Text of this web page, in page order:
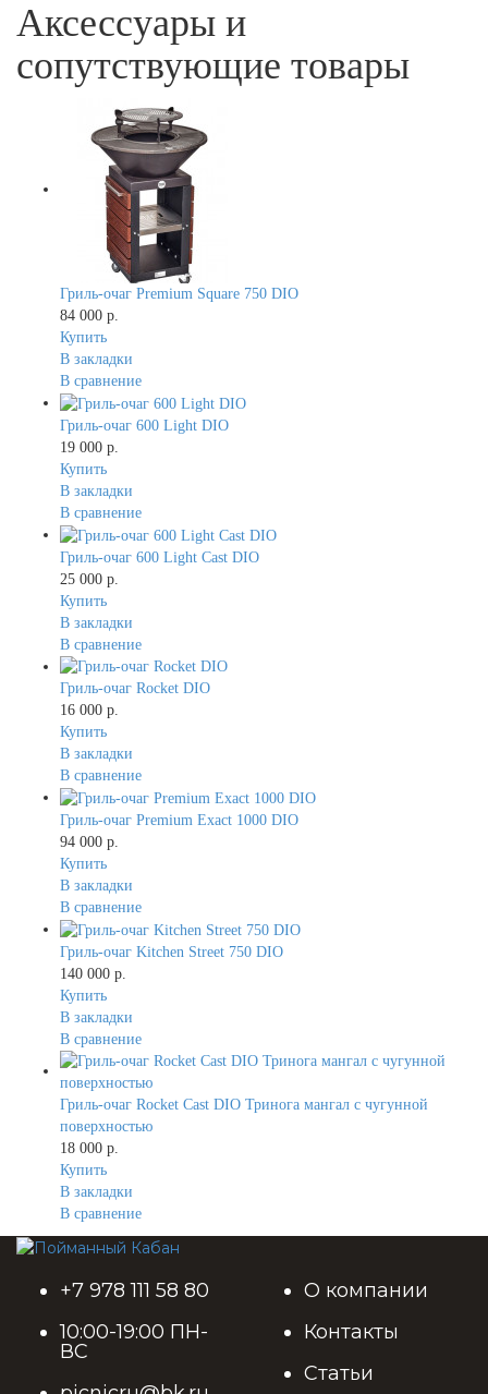
Аксессуары и
сопутствующие товары
Гриль-очаг Premium Square 750 DIO
84 000 р.
Купить
В закладки
В сравнение
Гриль-очаг 600 Light DIO
19 000 р.
Купить
В закладки
В сравнение
Гриль-очаг 600 Light Cast DIO
25 000 р.
Купить
В закладки
В сравнение
Гриль-очаг Rocket DIO
16 000 р.
Купить
В закладки
В сравнение
Гриль-очаг Premium Exact 1000 DIO
94 000 р.
Купить
В закладки
В сравнение
Гриль-очаг Kitchen Street 750 DIO
140 000 р.
Купить
В закладки
В сравнение
Гриль-очаг Rocket Cast DIO Тринога мангал с чугунной
поверхностью
18 000 р.
Купить
В закладки
В сравнение
+7 978 111 58 80
10:00-19:00 ПН-
ВС
О компании
Контакты
Статьи